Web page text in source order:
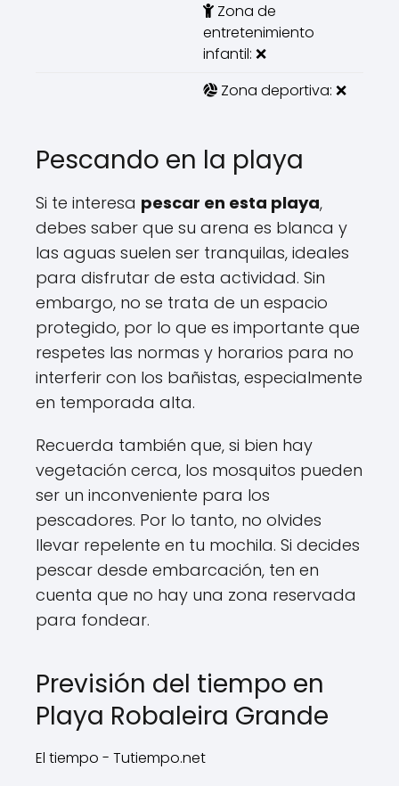
Zona de
entretenimiento
infantil: ❌
Zona deportiva: ❌
Pescando en la playa
Si te interesa pescar en esta playa,
debes saber que su arena es blanca y
las aguas suelen ser tranquilas, ideales
para disfrutar de esta actividad. Sin
embargo, no se trata de un espacio
protegido, por lo que es importante que
respetes las normas y horarios para no
interferir con los bañistas, especialmente
en temporada alta.
Recuerda también que, si bien hay
vegetación cerca, los mosquitos pueden
ser un inconveniente para los
pescadores. Por lo tanto, no olvides
llevar repelente en tu mochila. Si decides
pescar desde embarcación, ten en
cuenta que no hay una zona reservada
para fondear.
Previsión del tiempo en
Playa Robaleira Grande
El tiempo - Tutiempo.net